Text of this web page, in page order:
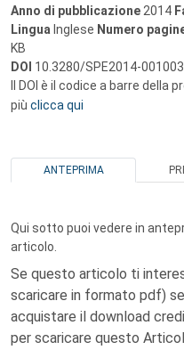
Anno di pubblicazione 2014
Lingua Inglese Numero
KB
DOI 10.3280/SPE2014-001003
Il DOI è il codice a barre
più clicca qui
ANTEPRIMA
Qui sotto puoi vedere in
articolo.
Se questo articolo ti
scaricare in formato pdf)
acquistare il download
per scaricare questo